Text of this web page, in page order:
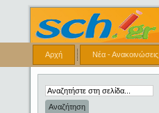
Αρχή Νέα - Ανακοινώσεις